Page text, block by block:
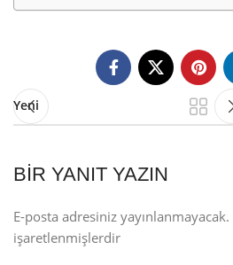
Yeni
BIR YANIT YAZIN
E-posta adresiniz yayınlanmayacak.
işaretlenmişlerdir